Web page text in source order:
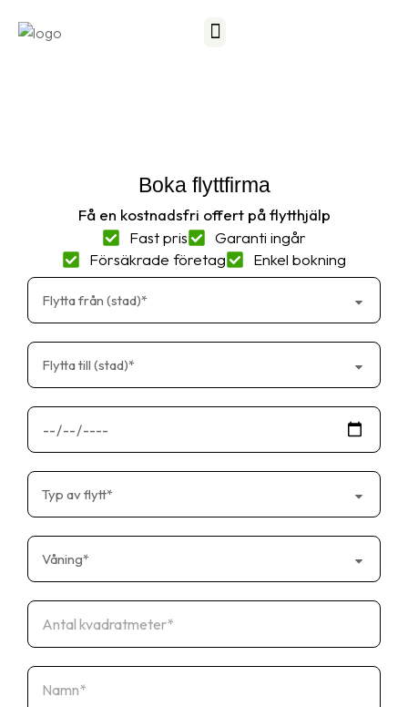
Boka flyttfirma
Få en kostnadsfri offert på flytthjälp
Fast pris
Garanti ingår
Försäkrade företag
Enkel bokning